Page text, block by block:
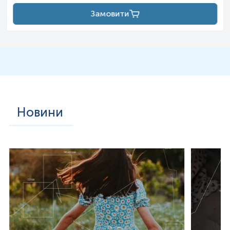
При шоку, стресі;
основному, відбувається у пучковій зоні кори
надниркових залоз та, в меншій кількості, в інших
полягає у підвищенні рівня глюкози в крові шляхом
глюконеогенезу, пригнічення імунної системи та
допомоги в метаболізмі жирів, білків і вуглеводів,
зменшує активність формування кісток. Багато з цих
функцій реалізовані шляхом зв’язування кортизолу з
глюкокортикоїдними або мінералокортикоїдними
рецепторами всередині клітин, які опісля зв’язуються з
ДНК й впливають на експресію генів.
Вивільнення кортизолу контролюється гіпоталамусом,
Замовити
Новини